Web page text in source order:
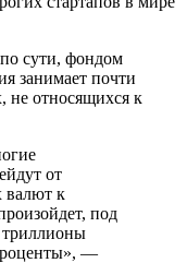
по сути, фондом
занимает почти
не относящихся к
от
валют к
под
триллионы
—